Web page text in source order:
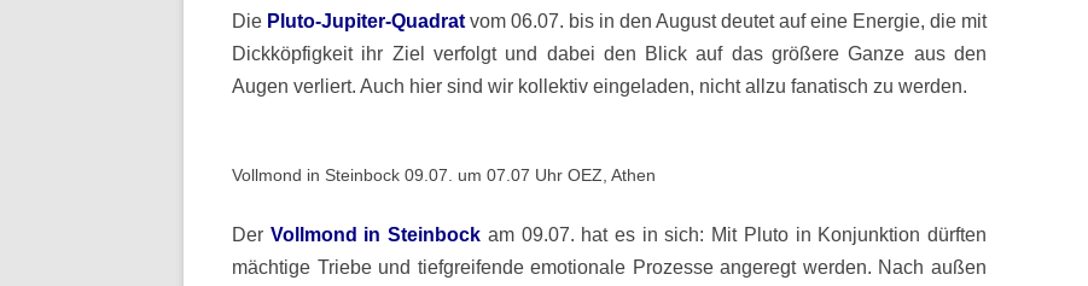
Die Pluto-Jupiter-Quadrat vom 06.07. bis in den August deutet auf eine Energie, die mit
Dickköpfigkeit ihr Ziel verfolgt und dabei den Blick auf das größere Ganze aus den
Augen verliert. Auch hier sind wir kollektiv eingeladen, nicht allzu fanatisch zu werden.
Vollmond in Steinbock 09.07. um 07.07 Uhr OEZ, Athen
Der Vollmond in Steinbock am 09.07. hat es in sich: Mit Pluto in Konjunktion dürften
mächtige Triebe und tiefgreifende emotionale Prozesse angeregt werden. Nach außen